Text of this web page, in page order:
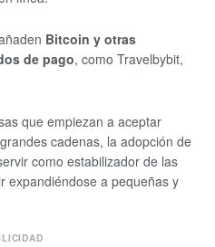
Bitcoin y otras
de pago, como Travelbybit,
que empiezan a aceptar
cadenas, la adopción de
como estabilizador de las
expandiéndose a pequeñas y